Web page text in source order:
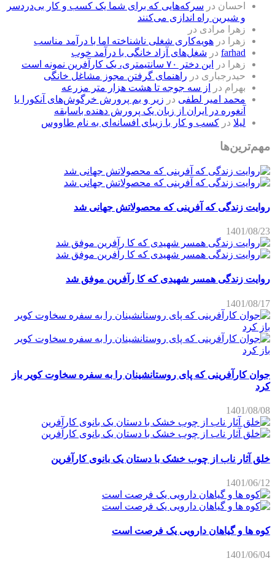
احسان در سرکه‌هایی که برای شما یک کسب و کار بی‌دردسر
و شیرین راه اندازی می‌کنند
زهرا مرادی در
زهرا
در هویه‌کاری شغلی ناشناخته اما با درآمد مناسب
farhad در شغل‌های آزاد خانگی با درآمد خوب
زهرا
در
این دختر ۷۰ سانتیمتری، یک کارآفرین نمونه است
حیدرجباری در راهنمای گرفتن مجوز مشاغل خانگی
بهرام در
از سه جوجه تا هشت هزار متر مزرعه
محمد امیر لطفی در زیر و بم پرورش خرگوش‌های آنکورا یا
آنغوره در ایران از زبان یک پرورش دهنده باسابقه
لیلا در کسب و کار با زیبای افسانه‌ای به نام طاووس
مهم‌ترین‌ها
روایت زندگی که آفرینی که محصولاتش جهانی شد
1401/08/23
روایت زندگی همسر شهیدی که کا رآفرین موفق شد
1401/08/17
جوان کارآفرینی که پای روستانشینان را به سفره سخاوت کویر باز
کرد
1401/08/08
خلق آثار ناب از چوب خشک با دستان یک بانوی کارآفرین
1401/06/12
کوه ها و گیاهان دارویی یک فرصت است
1401/06/04